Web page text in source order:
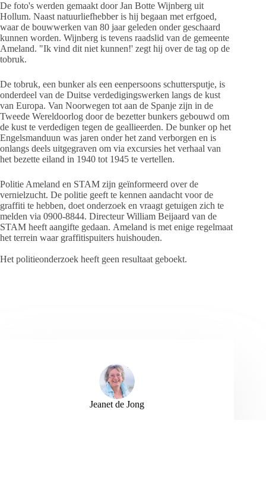
De foto's werden gemaakt door Jan Botte Wijnberg uit
Hollum. Naast natuurliefhebber is hij begaan met erfgoed,
waar de bouwwerken van 80 jaar geleden onder geschaard
kunnen worden. Wijnberg is tevens raadslid van de gemeente
Ameland. "Ik vind dit niet kunnen!' zegt hij over de tag op de
tobruk.
De tobruk, een bunker als een eenpersoons schuttersputje, is
onderdeel van de Duitse verdedigingswerken langs de kust
van Europa. Van Noorwegen tot aan de Spanje zijn in de
Tweede Wereldoorlog door de bezetter bunkers gebouwd om
de kust te verdedigen tegen de geallieerden. De bunker op het
Engelsmanduun was jaren onder het zand verborgen en is
onlangs deels uitgegraven om via excursies het verhaal van
het bezette eiland in 1940 tot 1945 te vertellen.
Politie Ameland en STAM zijn geïnformeerd over de
vernielzucht. De politie geeft te kennen aandacht voor de
graffiti te hebben, doet onderzoek en vraagt getuigen zich te
melden via 0900-8844. Directeur William Beijaard van de
STAM heeft aangifte gedaan. Ameland is met enige regelmaat
het terrein waar graffitispuiters huishouden.
Het politieonderzoek heeft geen resultaat geboekt.
Jeanet de Jong